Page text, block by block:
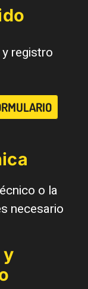
registro
o la
necesario
y